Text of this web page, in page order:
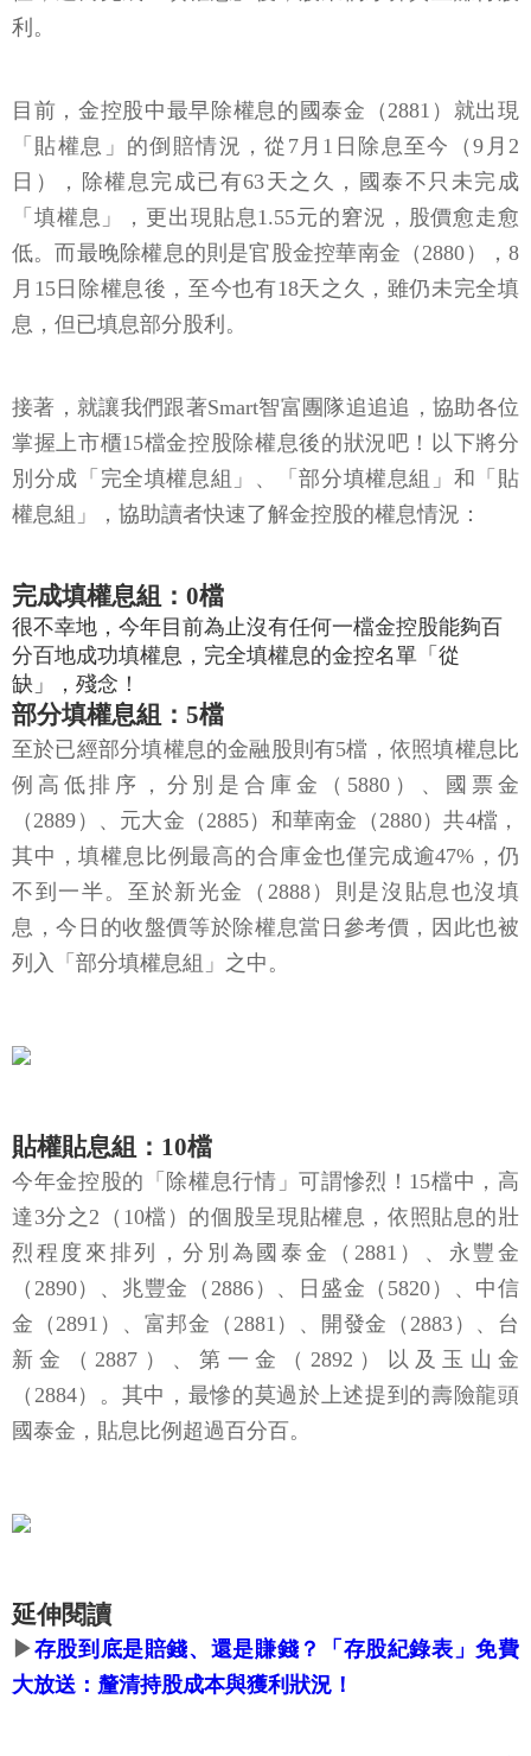
利。
目前，金控股中最早除權息的國泰金（2881）就出現
「貼權息」的倒賠情況，從7月1日除息至今（9月2
日），除權息完成已有63天之久，國泰不只未完成
「填權息」，更出現貼息1.55元的窘況，股價愈走愈
低。而最晚除權息的則是官股金控華南金（2880），8
月15日除權息後，至今也有18天之久，雖仍未完全填
息，但已填息部分股利。
接著，就讓我們跟著Smart智富團隊追追追，協助各位
掌握上市櫃15檔金控股除權息後的狀況吧！以下將分
別分成「完全填權息組」、「部分填權息組」和「貼
權息組」，協助讀者快速了解金控股的權息情況：
完成填權息組：0檔
很不幸地，今年目前為止沒有任何一檔金控股能夠百
分百地成功填權息，完全填權息的金控名單「從
缺」，殘念！
部分填權息組：5檔
至於已經部分填權息的金融股則有5檔，依照填權息比
例高低排序，分別是合庫金（5880）、國票金
（2889）、元大金（2885）和華南金（2880）共4檔，
其中，填權息比例最高的合庫金也僅完成逾47%，仍
不到一半。至於新光金（2888）則是沒貼息也沒填
息，今日的收盤價等於除權息當日參考價，因此也被
列入「部分填權息組」之中。
貼權貼息組：10檔
今年金控股的「除權息行情」可謂慘烈！15檔中，高
達3分之2（10檔）的個股呈現貼權息，依照貼息的壯
烈程度來排列，分別為國泰金（2881）、永豐金
（2890）、兆豐金（2886）、日盛金（5820）、中信
金（2891）、富邦金（2881）、開發金（2883）、台
新金（2887）、第一金（2892）以及玉山金
（2884）。其中，最慘的莫過於上述提到的壽險龍頭
國泰金，貼息比例超過百分百。
延伸閱讀
▶存股到底是賠錢、還是賺錢？「存股紀錄表」免費
大放送：釐清持股成本與獲利狀況！